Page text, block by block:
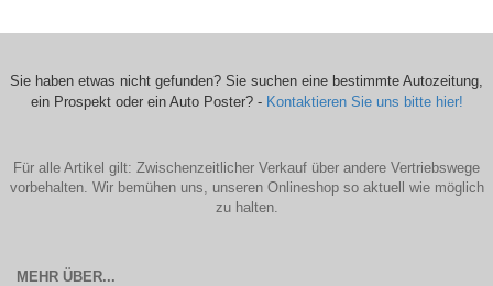
Sie haben etwas nicht gefunden? Sie suchen eine bestimmte Autozeitung,
ein Prospekt oder ein Auto Poster? - Kontaktieren Sie uns bitte hier!
Für alle Artikel gilt: Zwischenzeitlicher Verkauf über andere Vertriebswege
vorbehalten. Wir bemühen uns, unseren Onlineshop so aktuell wie möglich
zu halten.
MEHR ÜBER...